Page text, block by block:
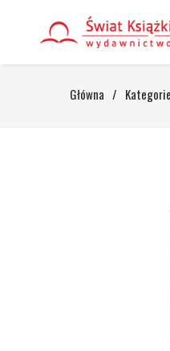
Główna / Kategorie